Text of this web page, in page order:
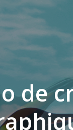
Aller
contenu
de